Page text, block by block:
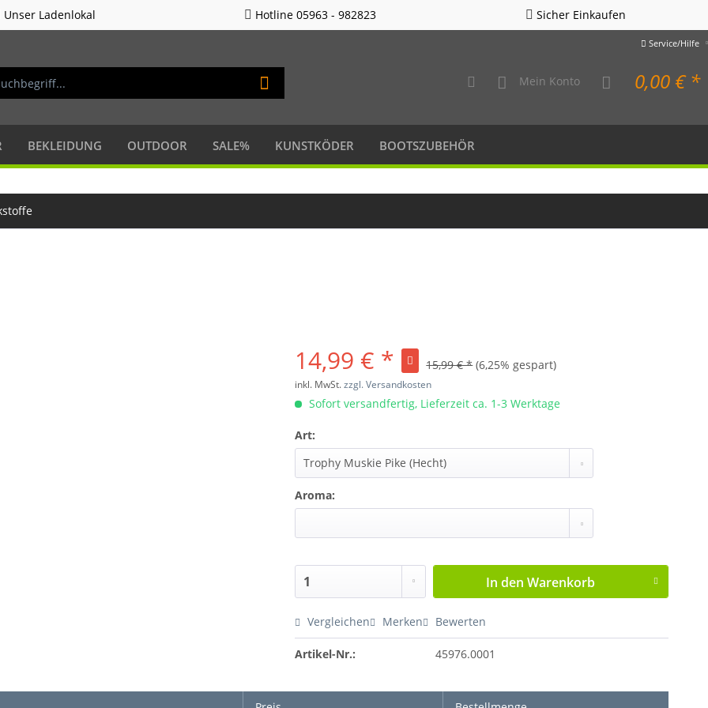
Unser Ladenlokal Hotline 05963 - 982823 Sicher Einkaufen
Service/Hilfe
Mein Konto 0,00 € *
BEKLEIDUNG OUTDOOR SALE% KUNSTKÖDER BOOTSZUBEHÖR
14,99 € * 15,99 € * (6,25% gespart)
inkl. MwSt.zzgl. Versandkosten
Sofort versandfertig, Lieferzeit ca. 1-3 Werktage
Art:
Aroma:
In den Warenkorb
Vergleichen Merken Bewerten
Artikel-Nr.: 45976.0001